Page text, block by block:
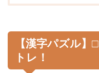
【漢字パズル
トレ！